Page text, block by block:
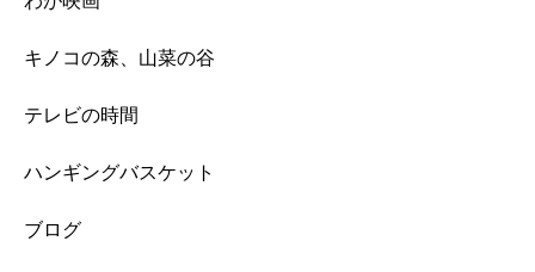
キノコの森、山菜の谷
テレビの時間
ハンギングバスケット
ブログ